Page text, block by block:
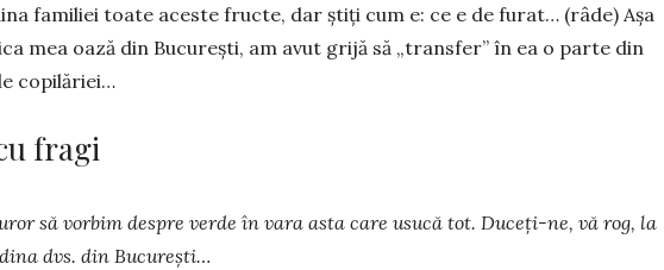
familiei toate aceste fructe, dar știți cum e: ce e de furat… (râde) Așa
mea oază din București, am avut grijă să „transfer” în ea o parte din
copilăriei…
fragi
să vorbim despre verde în vara asta care usucă tot. Duceți-ne, vă rog, la
dvs. din București…